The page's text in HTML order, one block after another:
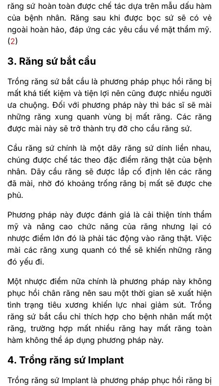
răng sứ hoàn toàn được chế tác dựa trên mẫu dấu hàm
của bệnh nhân. Răng sau khi được bọc sứ sẽ có vẻ
ngoài hoàn hảo, đáp ứng các yêu cầu về mặt thẩm mỹ.
(2)
3. Răng sứ bắt cầu
Trồng răng sứ bắt cầu là phương pháp phục hồi răng bị
mất khá tiết kiệm và tiện lợi nên cũng được nhiều người
ưa chuộng. Đối với phương pháp này thì bác sĩ sẽ mài
những răng xung quanh vùng bị mất răng. Các răng
được mài này sẽ trở thành trụ đỡ cho cầu răng sứ.
Cầu răng sứ chính là một dãy răng sứ dính liền nhau,
chúng được chế tác theo đặc điểm răng thật của bệnh
nhân. Dãy cầu răng sẽ được lắp cố định lên các răng
đã mài, nhờ đó khoảng trống răng bị mất sẽ được che
phủ.
Phương pháp này được đánh giá là cải thiện tính thẩm
mỹ và nâng cao chức năng của răng nhưng lại có
nhược điểm lớn đó là phải tác động vào răng thật. Việc
mài các răng xung quanh có thể sẽ khiến những răng
đó yếu đi.
Một nhược điểm nữa chính là phương pháp này không
phục hồi chân răng nên sau một thời gian sẽ xuất hiện
tình trạng tiêu xương khiến lực nhai giảm sút. Trồng
răng sứ bắt cầu chỉ thích hợp cho bệnh nhân mất một
răng, trường hợp mất nhiều răng hay mất răng toàn
hàm không thể áp dụng phương pháp này.
4. Trồng răng sứ Implant
Trồng răng sứ Implant là phương pháp phục hồi răng bị